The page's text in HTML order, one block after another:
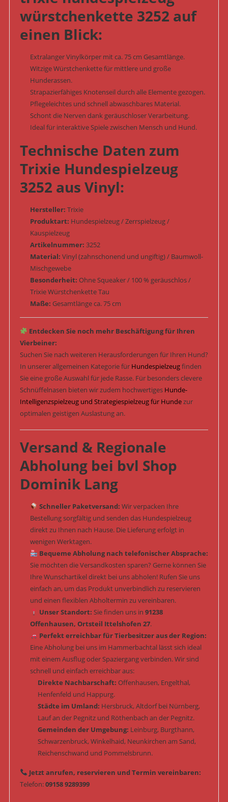
würstchenkette 3252 auf
einen Blick:
Extralanger Vinylkörper mit ca. 75 cm Gesamtlänge.
Witzige Würstchenkette für mittlere und große
Hunderassen.
Strapazierfähiges Knotenseil durch alle Elemente gezogen.
Pflegeleichtes und schnell abwaschbares Material.
Schont die Nerven dank geräuschloser Verarbeitung.
Ideal für interaktive Spiele zwischen Mensch und Hund.
Technische Daten zum
Trixie Hundespielzeug
3252 aus Vinyl:
Hersteller: Trixie
Produktart: Hundespielzeug / Zerrspielzeug /
Kauspielzeug
Artikelnummer: 3252
Material: Vinyl (zahnschonend und ungiftig) / Baumwoll-
Mischgewebe
Besonderheit: Ohne Squeaker / 100 % geräuschlos /
Trixie Würstchenkette Tau
Maße: Gesamtlänge ca. 75 cm
Entdecken Sie noch mehr Beschäftigung für Ihren
Vierbeiner:
Suchen Sie nach weiteren Herausforderungen für Ihren Hund?
In unserer allgemeinen Kategorie für Hundespielzeugfinden
Sie eine große Auswahl für jede Rasse. Für besonders clevere
Schnüffelnasen bieten wir zudem hochwertiges Hunde-
Intelligenzspielzeug und Strategiespielzeug für Hundezur
optimalen geistigen Auslastung an.
Versand & Regionale
Abholung bei bvl Shop
Dominik Lang
Schneller Paketversand: Wir verpacken Ihre
Bestellung sorgfältig und senden das Hundespielzeug
direkt zu Ihnen nach Hause. Die Lieferung erfolgt in
wenigen Werktagen.
Bequeme Abholung nach telefonischer Absprache:
Sie möchten die Versandkosten sparen? Gerne können Sie
Ihre Wunschartikel direkt bei uns abholen! Rufen Sie uns
einfach an, um das Produkt unverbindlich zu reservieren
und einen flexiblen Abholtermin zu vereinbaren.
Unser Standort: Sie finden uns in 91238
Offenhausen, Ortsteil Ittelshofen 27.
Perfekt erreichbar für Tierbesitzer aus der Region:
Eine Abholung bei uns im Hammerbachtal lässt sich ideal
mit einem Ausflug oder Spaziergang verbinden. Wir sind
schnell und einfach erreichbar aus:
Direkte Nachbarschaft: Offenhausen, Engelthal,
Henfenfeld und Happurg.
Städte im Umland: Hersbruck, Altdorf bei Nürnberg,
Lauf an der Pegnitz und Röthenbach an der Pegnitz.
Gemeinden der Umgebung: Leinburg, Burgthann,
Schwarzenbruck, Winkelhaid, Neunkirchen am Sand,
Reichenschwand und Pommelsbrunn.
Jetzt anrufen, reservieren und Termin vereinbaren:
Telefon:09158 9289399